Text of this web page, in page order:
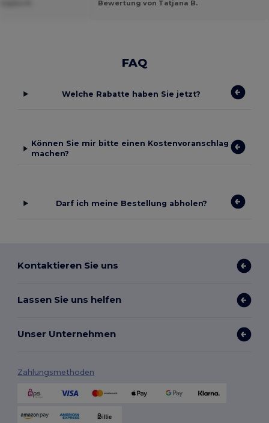
Bewertung von Tatjana B.
FAQ
Welche Rabatte haben Sie jetzt?
Können Sie mir bitte einen Kostenvoranschlag
machen?
Darf ich meine Bestellung abholen?
Kontaktieren Sie uns
Lassen Sie uns helfen
Unser Unternehmen
Zahlungsmethoden